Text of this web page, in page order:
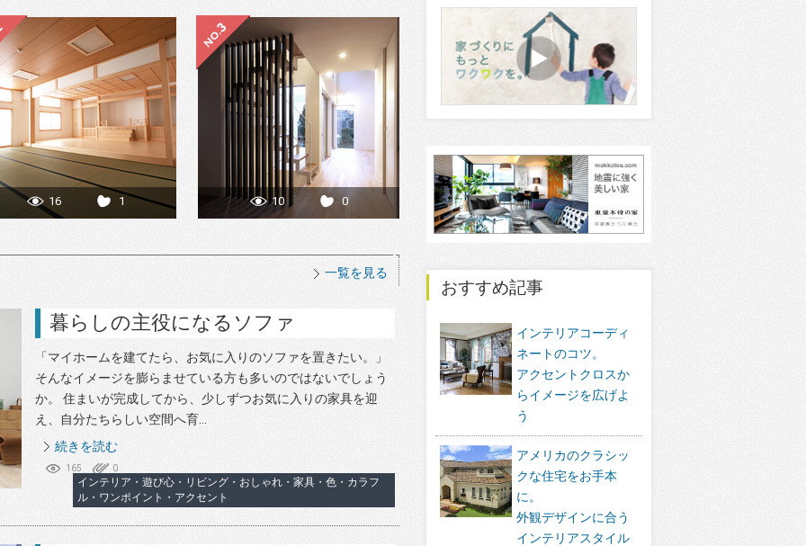
16 1 10 0
一覧を見る
暮らしの主役になるソファ
「マイホームを建てたら、お気に入りのソファを置きたい。」
そんなイメージを膨らませている方も多いのではないでしょう
か。 住まいが完成してから、少しずつお気に入りの家具を迎
え、自分たちらしい空間へ育...
続きを読む
165 0
インテリア・遊び心・リビング・おしゃれ・家具・色・カラフ
ル・ワンポイント・アクセント
おすすめ記事
インテリアコーディ
ネートのコツ。
アクセントクロスか
らイメージを広げよ
う
アメリカのクラシッ
クな住宅をお手本
に。
外観デザインに合う
インテリアスタイル